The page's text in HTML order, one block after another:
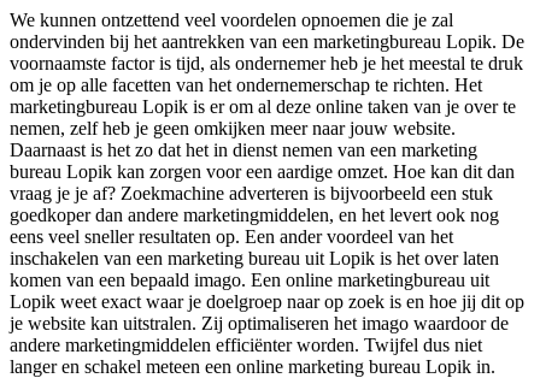
We kunnen ontzettend veel voordelen opnoemen die je zal
ondervinden bij het aantrekken van een marketingbureau Lopik. De
voornaamste factor is tijd, als ondernemer heb je het meestal te druk
om je op alle facetten van het ondernemerschap te richten. Het
marketingbureau Lopik is er om al deze online taken van je over te
nemen, zelf heb je geen omkijken meer naar jouw website.
Daarnaast is het zo dat het in dienst nemen van een marketing
bureau Lopik kan zorgen voor een aardige omzet. Hoe kan dit dan
vraag je je af? Zoekmachine adverteren is bijvoorbeeld een stuk
goedkoper dan andere marketingmiddelen, en het levert ook nog
eens veel sneller resultaten op. Een ander voordeel van het
inschakelen van een marketing bureau uit Lopik is het over laten
komen van een bepaald imago. Een online marketingbureau uit
Lopik weet exact waar je doelgroep naar op zoek is en hoe jij dit op
je website kan uitstralen. Zij optimaliseren het imago waardoor de
andere marketingmiddelen efficiënter worden. Twijfel dus niet
langer en schakel meteen een online marketing bureau Lopik in.